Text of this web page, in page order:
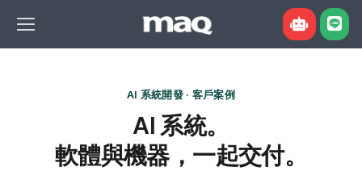
AI 系統開發 · 客戶案例
AI 系統。
軟體與機器，一起交付。